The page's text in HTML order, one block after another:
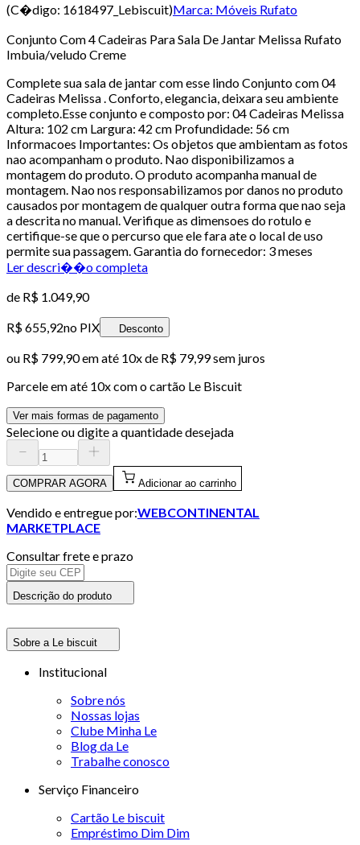
(C�digo: 1618497_Lebiscuit)Marca: Móveis Rufato
Conjunto Com 4 Cadeiras Para Sala De Jantar Melissa Rufato
Imbuia/veludo Creme
Complete sua sala de jantar com esse lindo Conjunto com 04
Cadeiras Melissa . Conforto, elegancia, deixara seu ambiente
completo.Esse conjunto e composto por: 04 Cadeiras Melissa
Altura: 102 cm Largura: 42 cm Profundidade: 56 cm
Informacoes Importantes: Os objetos que ambientam as fotos
nao acompanham o produto. Nao disponibilizamos a
montagem do produto. O produto acompanha manual de
montagem. Nao nos responsabilizamos por danos no produto
causados por montagem de qualquer outra forma que nao seja
a descrita no manual. Verifique as dimensoes do rotulo e
certifique-se que o percurso que ele fara ate o local de uso
permite sua passagem. Garantia do fornecedor: 3 meses
Ler descri��o completa
de R$ 1.049,90
R$ 655,92no PIX Desconto
ou R$ 799,90em até 10x de R$ 79,99 sem juros
Parcele em até 10x com o cartão Le Biscuit
Ver mais formas de pagamento
Selecione ou digite a quantidade desejada
COMPRAR AGORA Adicionar ao carrinho
Vendido e entregue por:WEBCONTINENTAL
MARKETPLACE
Consultar frete e prazo
Descrição do produto
Sobre a Le biscuit
Institucional
Sobre nós
Nossas lojas
Clube Minha Le
Blog da Le
Trabalhe conosco
Serviço Financeiro
Cartão Le biscuit
Empréstimo Dim Dim